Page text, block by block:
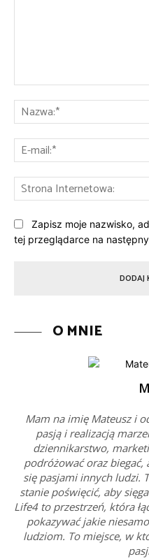
Zapisz moje nazwisko,
tej przeglądarce na
O MNIE
Mam na imię Mateusz i
pasją i realizacją
dziennikarstwo,
podróżować oraz biegać,
się pasjami innych ludzi.
stanie poświęcić, aby
Life4 to przestrzeń, która
pokazywać jakie
ludziom. To miejsce, w